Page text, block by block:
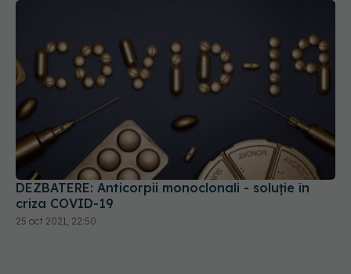
DEZBATERE: Anticorpii monoclonali - soluție în
criza COVID-19
25 oct 2021, 22:50